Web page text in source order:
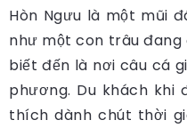
Hòn Ngưu là một mũi
như một con trâu
biết đến là nơi câu cá
phương. Du khách khi
thích dành chút thời